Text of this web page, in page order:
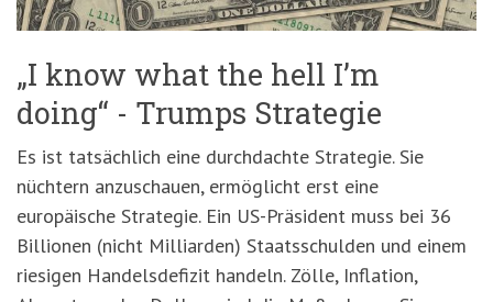
„I know what the hell I’m
doing“ - Trumps Strategie
Es ist tatsächlich eine durchdachte Strategie. Sie
nüchtern anzuschauen, ermöglicht erst eine
europäische Strategie. Ein US-Präsident muss bei 36
Billionen (nicht Milliarden) Staatsschulden und einem
riesigen Handelsdefizit handeln. Zölle, Inflation,